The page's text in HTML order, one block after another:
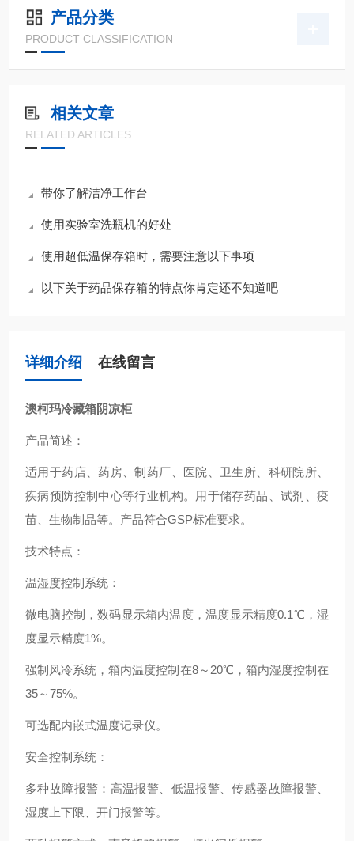
产品分类
PRODUCT CLASSIFICATION
相关文章
RELATED ARTICLES
带你了解洁净工作台
使用实验室洗瓶机的好处
使用超低温保存箱时，需要注意以下事项
以下关于药品保存箱的特点你肯定还不知道吧
详细介绍 在线留言
澳柯玛冷藏箱阴凉柜
产品简述：
适用于药店、药房、制药厂、医院、卫生所、科研院所、
疾病预防控制中心等行业机构。用于储存药品、试剂、疫
苗、生物制品等。产品符合GSP标准要求。
技术特点：
温湿度控制系统：
微电脑控制，数码显示箱内温度，温度显示精度0.1℃，湿
度显示精度1%。
强制风冷系统，箱内温度控制在8～20℃，箱内湿度控制在
35～75%。
可选配内嵌式温度记录仪。
安全控制系统：
多种故障报警：高温报警、低温报警、传感器故障报警、
湿度上下限、开门报警等。